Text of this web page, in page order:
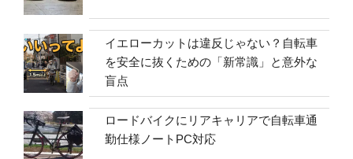
イエローカットは違反じゃない？自転車
を安全に抜くための「新常識」と意外な
盲点
ロードバイクにリアキャリアで自転車通
勤仕様ノートPC対応